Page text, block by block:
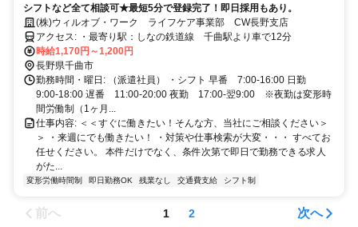
シフトなど全て相談可★最短5分で登録完了！即日採用もあり。
(株)ウィルオブ・ワーク ライフケア事業部 CW長野支店
アクセス: ・最寄り駅：しなの鉄道線 千曲駅より車で12分
時給1,170円～1,200円
長野県千曲市
勤務時間・曜日: （派遣社員） ・シフト 早番 7:00-16:00 日勤
9:00-18:00 遅番 11:00-20:00 夜勤 17:00-翌9:00 ※夜勤は変形時
間労働制（1ヶ月...
仕事内容: ＜＜すぐに働きたい！そんな方、当社にご相談ください＞
＞ ・来週にでも働きたい！ ・対策や仕事検索が大変・・・ すべてお
任せください。 本件だけでなく、条件次第で即日で勤務できる求人
がた...
変形労働時間制 即日勤務OK 残業なし 交通費支給 シフト制
前へ 1 2 次へ